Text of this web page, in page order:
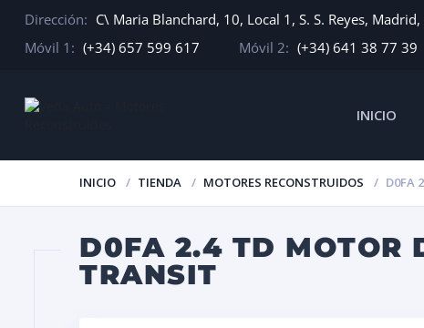
Dirección: C\ Maria Blanchard, 10, Local 1, S. S. Reyes, Madrid,
Móvil 1: (+34) 657 599 617 Móvil 2: (+34) 641 38 77 39
INICIO
INICIO TIENDA MOTORES RECONSTRUIDOS D0FA
D0FA 2.4 TD MOTOR
TRANSIT